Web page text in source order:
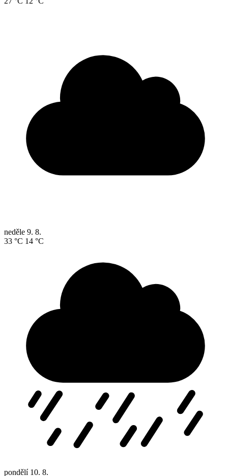
neděle 9. 8.
33 °C 14 °C
pondělí 10. 8.